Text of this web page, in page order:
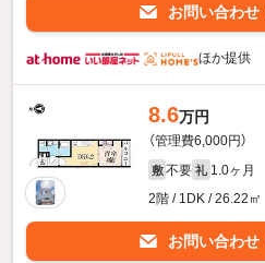
お問い合わせ
ほか提供
8.6万円
（管理費6,000円）
敷 不要 礼 1.0ヶ月
2階 / 1DK / 26.22㎡
お問い合わせ